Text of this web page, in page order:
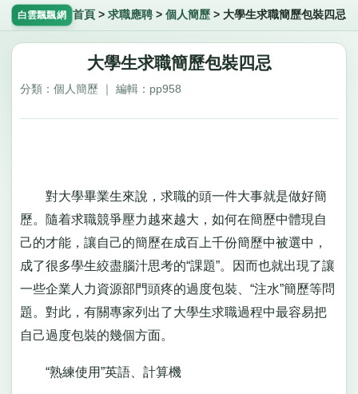
白雲飄飄網 首頁 > 求職應聘> 個人簡歷> 大學生求職簡歷包裝四忌
大學生求職簡歷包裝四忌
分類：個人簡歷 ｜ 編輯：pp958
對大學畢業生來說，求職的頭一件大事就是做好簡
歷。隨着求職競爭壓力越來越大，如何在簡歷中體現自
己的才能，讓自己的簡歷在成百上千份簡歷中被選中，
成了很多學生絞盡腦汁思考的“課題”。因而也就出現了讓
一些企業人力資源部門頭疼的過度包裝、“注水”簡歷等問
題。對此，有關專家列出了大學生求職過程中最容易把
自己過度包裝的幾個方面。
“熟練使用”英語、計算機